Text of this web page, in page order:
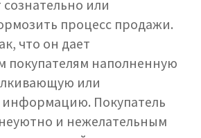
или
процесс продажи.
что он дает
покупателям наполненную
или
Покупатель
неуютно и нежелательным